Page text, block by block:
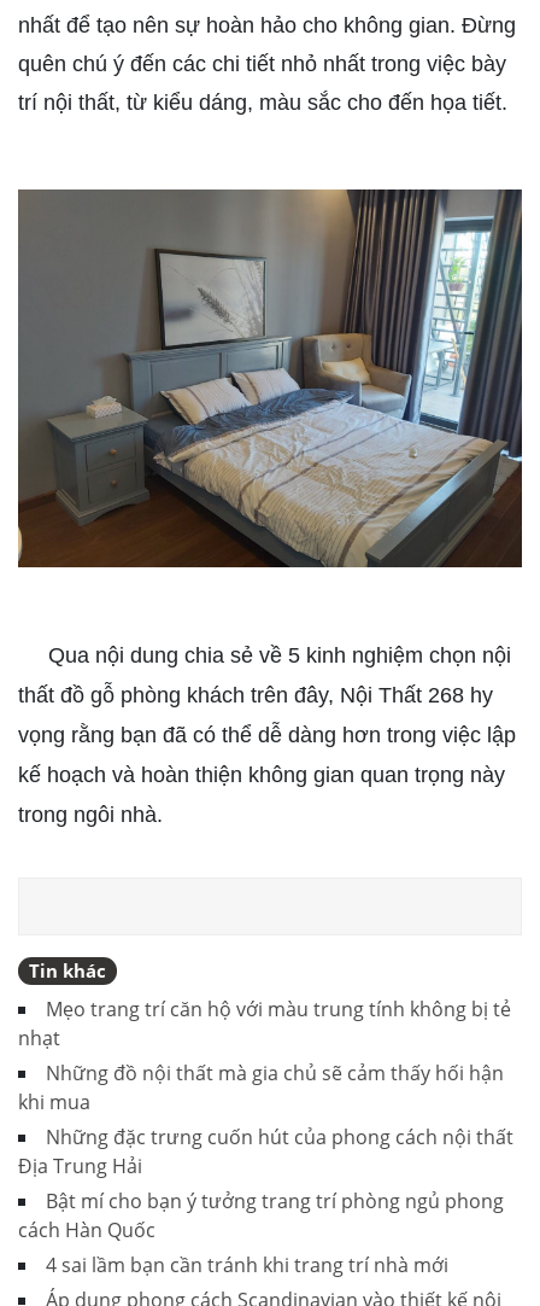
nhất để tạo nên sự hoàn hảo cho không gian. Đừng
quên chú ý đến các chi tiết nhỏ nhất trong việc bày
trí nội thất, từ kiểu dáng, màu sắc cho đến họa tiết.
Qua nội dung chia sẻ về 5 kinh nghiệm chọn nội
thất đồ gỗ phòng khách trên đây, Nội Thất 268 hy
vọng rằng bạn đã có thể dễ dàng hơn trong việc lập
kế hoạch và hoàn thiện không gian quan trọng này
trong ngôi nhà.
Tin khác
Mẹo trang trí căn hộ với màu trung tính không bị tẻ
nhạt
Những đồ nội thất mà gia chủ sẽ cảm thấy hối hận
khi mua
Những đặc trưng cuốn hút của phong cách nội thất
Địa Trung Hải
Bật mí cho bạn ý tưởng trang trí phòng ngủ phong
cách Hàn Quốc
4 sai lầm bạn cần tránh khi trang trí nhà mới
Áp dụng phong cách Scandinavian vào thiết kế nội